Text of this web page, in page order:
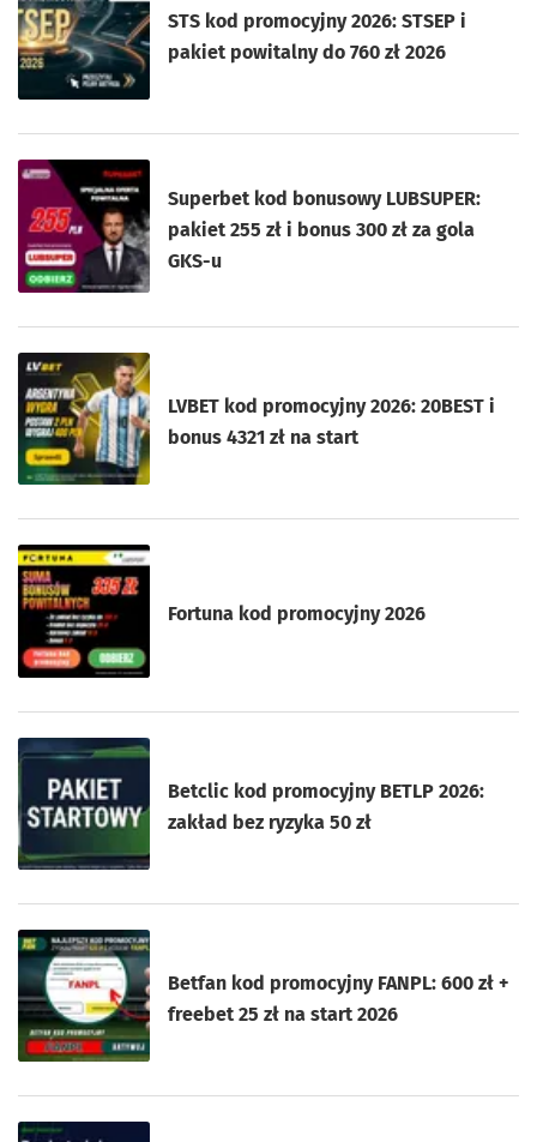
STS kod promocyjny 2026: STSEP i
pakiet powitalny do 760 zł 2026
Superbet kod bonusowy LUBSUPER:
pakiet 255 zł i bonus 300 zł za gola
GKS-u
LVBET kod promocyjny 2026: 20BEST i
bonus 4321 zł na start
Fortuna kod promocyjny 2026
Betclic kod promocyjny BETLP 2026:
zakład bez ryzyka 50 zł
Betfan kod promocyjny FANPL: 600 zł +
freebet 25 zł na start 2026